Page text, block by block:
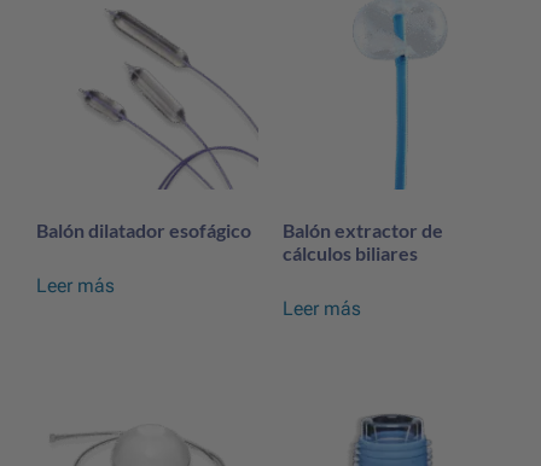
Balón dilatador esofágico
Leer más
Balón extractor de
cálculos biliares
Leer más